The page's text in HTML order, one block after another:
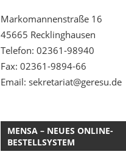
Markomannenstraße 16
45665 Recklinghausen
Telefon: 02361-98940
Fax: 02361-9894-66
Email: sekretariat@geresu.de
MENSA – NEUES ONLINE-
BESTELLSYSTEM